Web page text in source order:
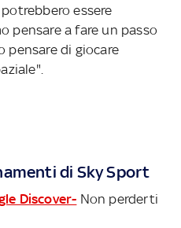
essere
pensare a fare un passo
pensare di giocare
di Sky Sport
Discover- Non perderti